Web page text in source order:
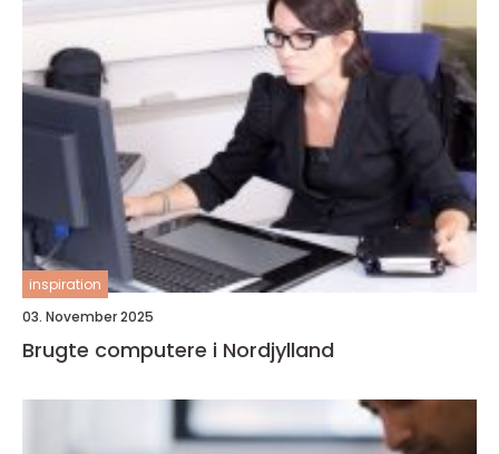
inspiration
03. November 2025
Brugte computere i Nordjylland